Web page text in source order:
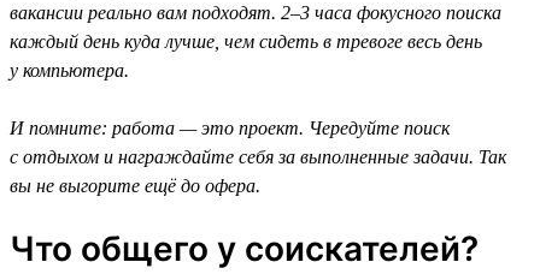
вакансии реально вам подходят. 2–3 часа фокусного поиска
каждый день куда лучше, чем сидеть в тревоге весь день
у компьютера.
И помните: работа — это проект. Чередуйте поиск
с отдыхом и награждайте себя за выполненные задачи. Так
вы не выгорите ещё до офера.
Что общего у соискателей?